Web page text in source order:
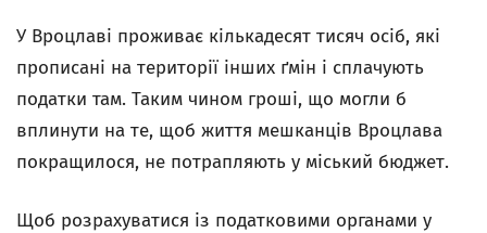
У Вроцлаві проживає кількадесят тисяч осіб, які
прописані на території інших ґмін і сплачують
податки там. Таким чином гроші, що могли б
вплинути на те, щоб життя мешканців Вроцлава
покращилося, не потрапляють у міський бюджет.
Щоб розрахуватися із податковими органами у